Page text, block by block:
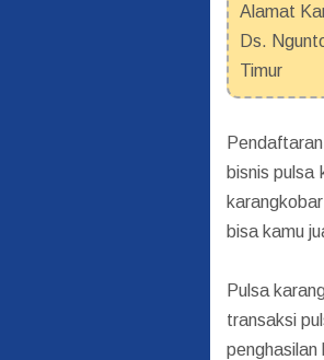
Alamat
Ds.
Timur
bisnis pulsa
bisa kamu
Pulsa
transaksi
penghasilan